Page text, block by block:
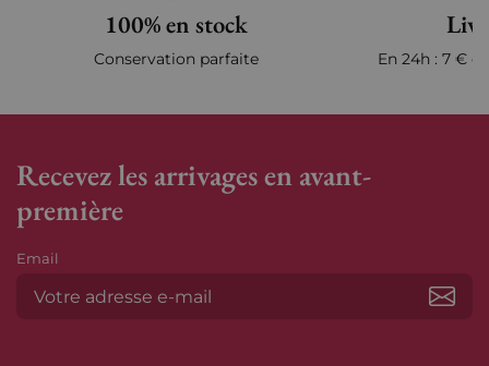
100% en stock
Conservation parfaite En 24h : 7 €
Recevez les arrivages en avant-
première
Email